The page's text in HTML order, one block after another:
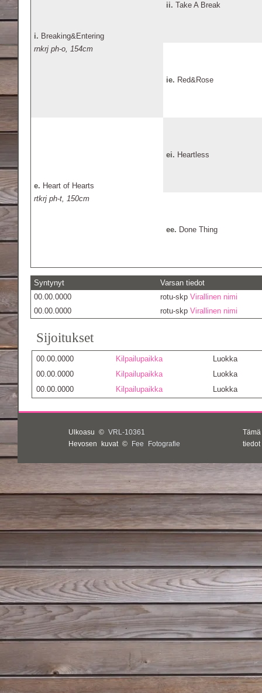
i. Breaking&Entering
rnkrj ph-o, 154cm
ii. Take A Break
ie. Red&Rose
e. Heart of Hearts
rtkrj ph-t, 150cm
ei. Heartless
ee. Done Thing
Syntynyt
Varsan tiedot
00.00.0000
rotu-skp Virallinen nimi
00.00.0000
rotu-skp Virallinen nimi
Sijoitukset
00.00.0000 Kilpailupaikka
Luokka
00.00.0000
Kilpailupaikka
Luokka
00.00.0000
Kilpailupaikka Luokka
Ulkoasu © VRL-10361
Hevosen kuvat ©
Fee Fotografie